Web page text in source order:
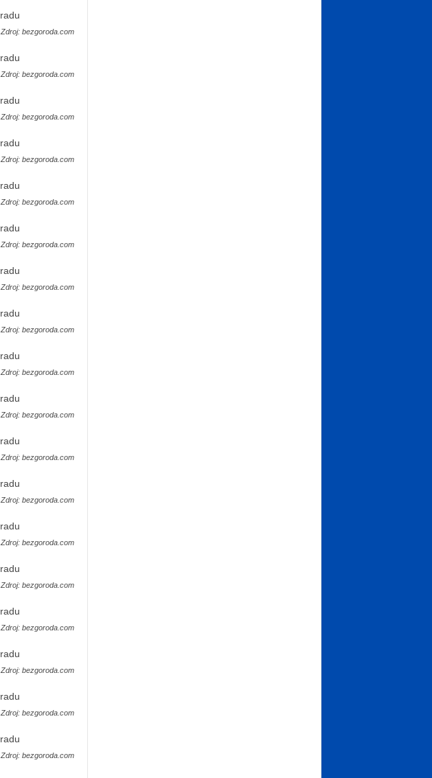
Zdroj: bezgoroda.com
Zdroj: bezgoroda.com
Zdroj: bezgoroda.com
Zdroj: bezgoroda.com
Zdroj: bezgoroda.com
Zdroj: bezgoroda.com
Zdroj: bezgoroda.com
Zdroj: bezgoroda.com
Zdroj: bezgoroda.com
Zdroj: bezgoroda.com
Zdroj: bezgoroda.com
Zdroj: bezgoroda.com
Zdroj: bezgoroda.com
Zdroj: bezgoroda.com
Zdroj: bezgoroda.com
Zdroj: bezgoroda.com
Zdroj: bezgoroda.com
Zdroj: bezgoroda.com